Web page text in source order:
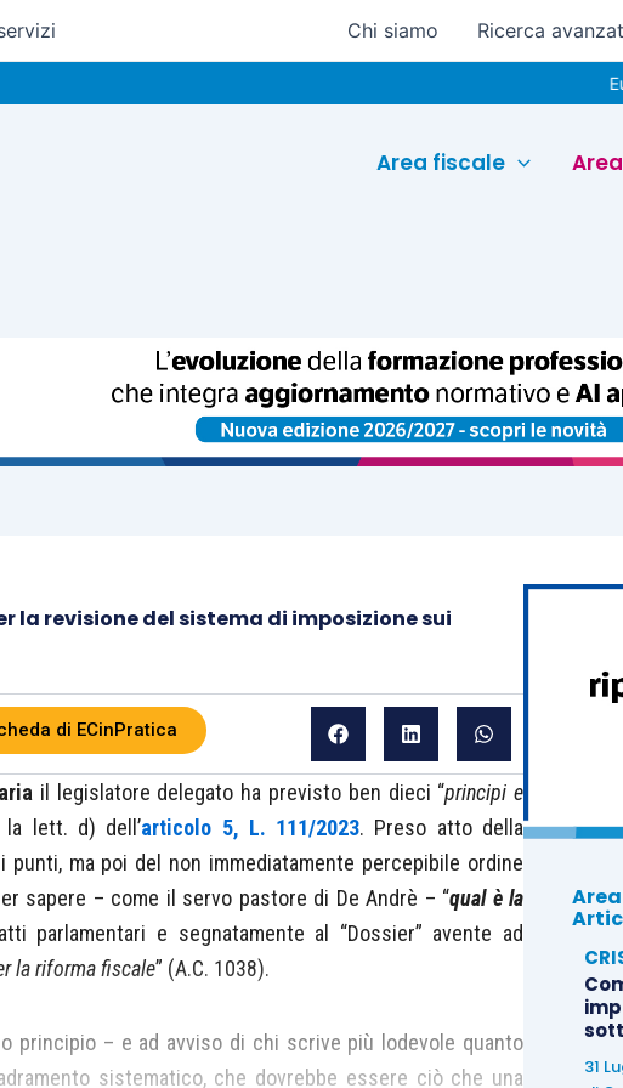
Chi siamo Ricerca
Area fiscale
la revisione del sistema di imposizione sui
di ECinPratica
il legislatore delegato ha previsto ben dieci “principi e
lett. d) dell’articolo 5, L. 111/2023. Preso atto della
punti, ma poi del non immediatamente percepibile ordine
sapere – come il servo pastore di De Andrè – “qual è la
parlamentari e segnatamente al “Dossier” avente ad
la riforma fiscale” (A.C. 1038).
principio – e ad avviso di chi scrive più lodevole quanto
sistematico, che dovrebbe essere ciò che una
31